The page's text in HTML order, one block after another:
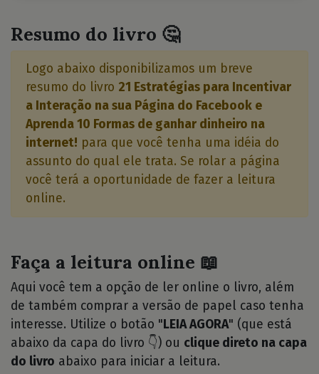
Resumo do livro 🤔
Logo abaixo disponibilizamos um breve
resumo do livro 21 Estratégias para Incentivar
a Interação na sua Página do Facebook e
Aprenda 10 Formas de ganhar dinheiro na
internet! para que você tenha uma idéia do
assunto do qual ele trata. Se rolar a página
você terá a oportunidade de fazer a leitura
online.
Faça a leitura online 📖
Aqui você tem a opção de ler online o livro, além
de também comprar a versão de papel caso tenha
interesse. Utilize o botão " LEIA AGORA" (que está
abaixo da capa do livro 👇) ou clique direto na capa
do livro abaixo para iniciar a leitura.